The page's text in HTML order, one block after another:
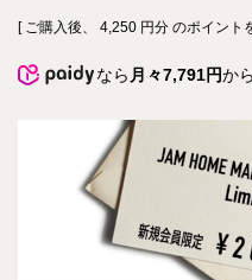
[ ご購入後、 4,250 円分 のポイント
なら 月々7,791円か